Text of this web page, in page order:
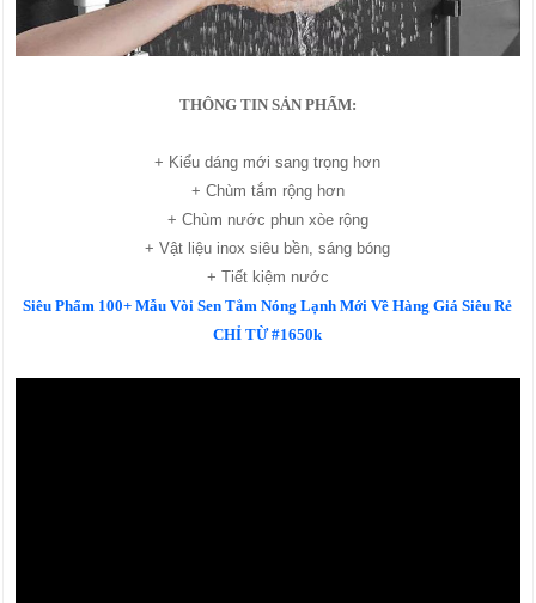
THÔNG TIN SẢN PHẨM:
+ Kiểu dáng mới sang trọng hơn
+ Chùm tắm rộng hơn
+ Chùm nước phun xòe rộng
+ Vật liệu inox siêu bền, sáng bóng
+ Tiết kiệm nước
Siêu Phẩm 100+ Mẫu Vòi Sen Tắm Nóng Lạnh Mới Về Hàng Giá Siêu Rẻ
CHỈ TỪ #1650k